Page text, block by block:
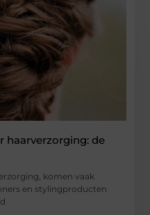
haarverzorging: de
komen vaak
en stylingproducten